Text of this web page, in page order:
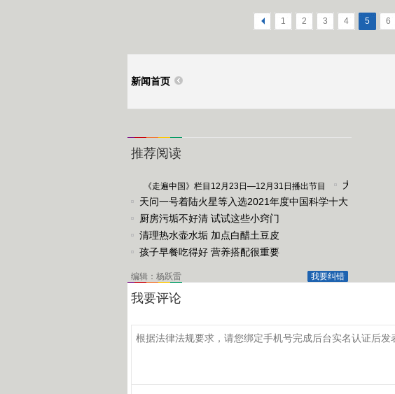
< 1 2 3 4 5 6
新闻首页
推荐阅读
《走遍中国》栏目12月23日—12月31日播出节目
大
风
响
中
西
分
天问一号着陆火星等入选2021年度中国科学十大
进展
厨房污垢不好清 试试这些小窍门
清理热水壶水垢 加点白醋土豆皮
孩子早餐吃得好 营养搭配很重要
我要纠错
编辑：杨跃雷